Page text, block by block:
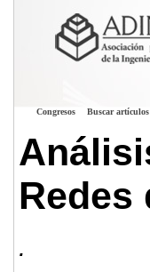
Congresos Buscar artículos
Redes
.